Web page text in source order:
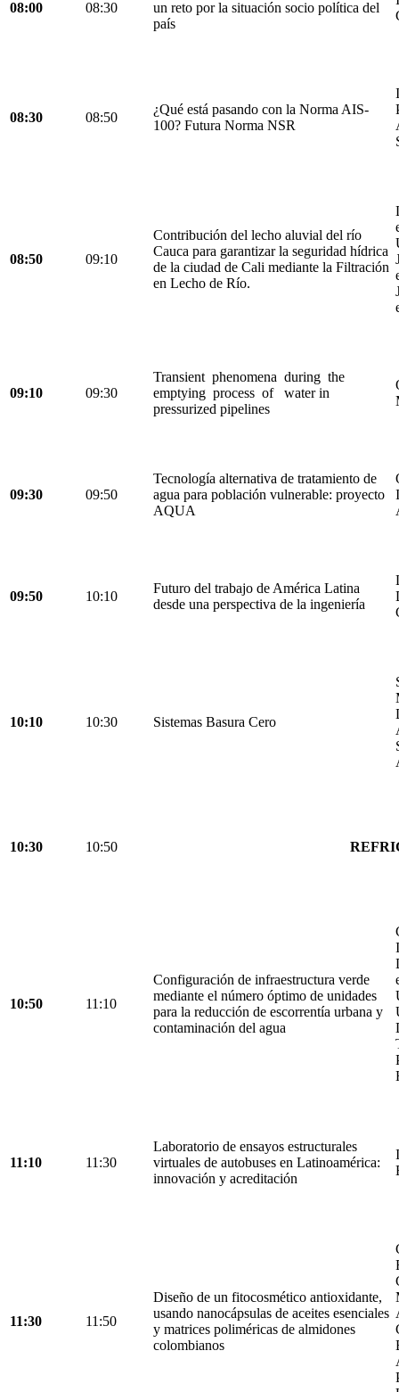
08:00 08:30
un reto por la situación socio política del
país
08:30 08:50
¿Qué está pasando con la Norma AIS-
100? Futura Norma NSR
08:50 09:10
Contribución del lecho aluvial del río
Cauca para garantizar la seguridad hídrica
de la ciudad de Cali mediante la Filtración
en Lecho de Río.
09:10 09:30
Transient phenomena during the
emptying process of water in
pressurized pipelines
09:30 09:50
Tecnología alternativa de tratamiento de
agua para población vulnerable: proyecto
AQUA
09:50 10:10
Futuro del trabajo de América Latina
desde una perspectiva de la ingeniería
10:10 10:30 Sistemas Basura Cero
10:30 10:50
10:50 11:10
Configuración de infraestructura verde
mediante el número óptimo de unidades
para la reducción de escorrentía urbana y
contaminación del agua
11:10 11:30
Laboratorio de ensayos estructurales
virtuales de autobuses en Latinoamérica:
innovación y acreditación
11:30 11:50
Diseño de un fitocosmético antioxidante,
usando nanocápsulas de aceites esenciales
y matrices poliméricas de almidones
colombianos